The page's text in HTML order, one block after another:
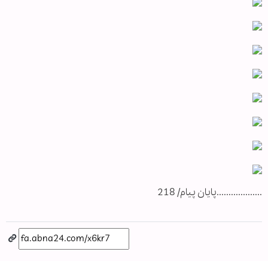
...................پایان پیام/ 218